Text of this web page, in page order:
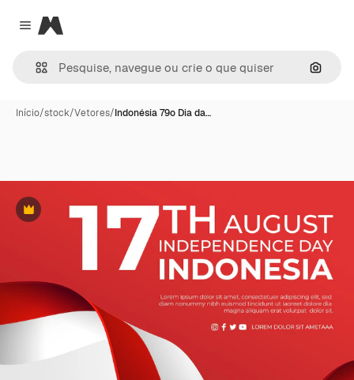
Close menu
Magnific
Início/stock/Vetores/Indonésia 79o Dia da…
Premium